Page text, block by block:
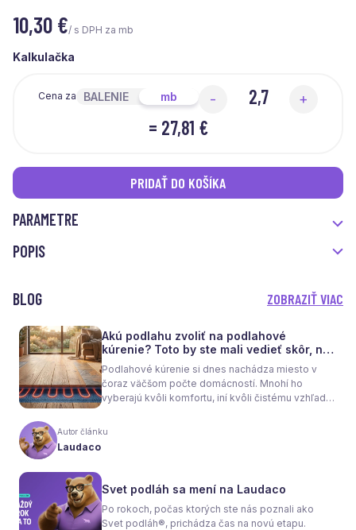
10,30 €/ s DPH za mb
Kalkulačka
Cena za BALENIE mb - +
= 27,81 €
PRIDAŤ DO KOŠÍKA
PARAMETRE
POPIS
BLOG ZOBRAZIŤ VIAC
Akú podlahu zvoliť na podlahové
kúrenie? Toto by ste mali vedieť skôr, než
sa rozhodnete
Podlahové kúrenie si dnes nachádza miesto v
čoraz väčšom počte domácností. Mnohí ho
vyberajú kvôli komfortu, iní kvôli čistému vzhľadu
nielen na pocit tepla v miestnosti, ale aj na
spotrebu energie a celkové fungovanie kúrenia.
Autor článku
Laudaco
Svet podláh sa mení na Laudaco
Po rokoch, počas ktorých ste nás poznali ako
Svet podláh®, prichádza čas na novú etapu.